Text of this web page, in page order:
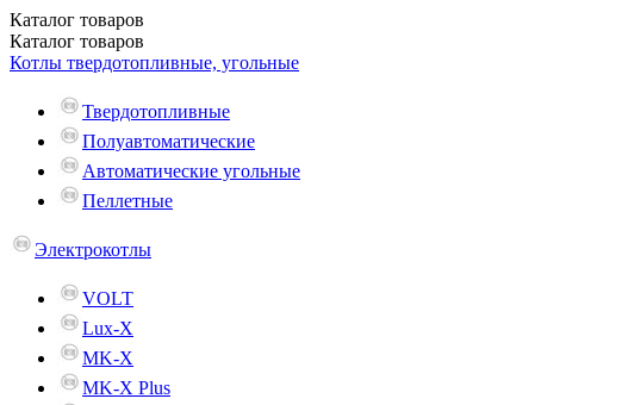
Каталог товаров
Каталог товаров
Котлы твердотопливные, угольные
Твердотопливные
Полуавтоматические
Автоматические угольные
Пеллетные
Электрокотлы
VOLT
Lux-X
MK-X
MK-X Plus